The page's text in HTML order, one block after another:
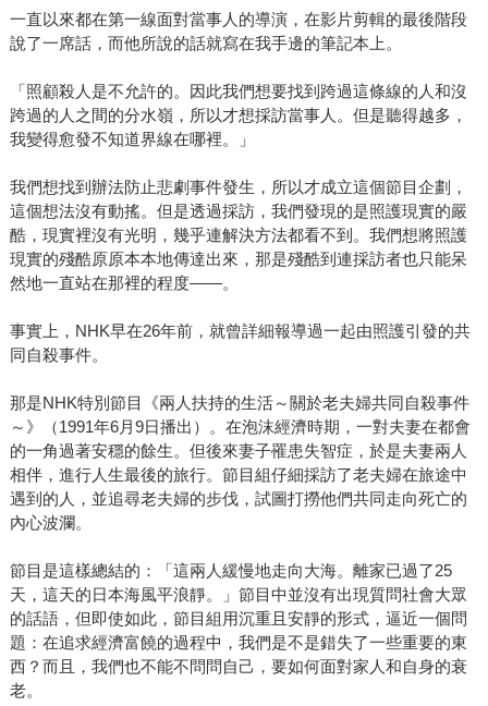
一直以來都在第一線面對當事人的導演，在影片剪輯的最後階段
說了一席話，而他所說的話就寫在我手邊的筆記本上。
「照顧殺人是不允許的。因此我們想要找到跨過這條線的人和沒
跨過的人之間的分水嶺，所以才想採訪當事人。但是聽得越多，
我變得愈發不知道界線在哪裡。」
我們想找到辦法防止悲劇事件發生，所以才成立這個節目企劃，
這個想法沒有動搖。但是透過採訪，我們發現的是照護現實的嚴
酷，現實裡沒有光明，幾乎連解決方法都看不到。我們想將照護
現實的殘酷原原本本地傳達出來，那是殘酷到連採訪者也只能呆
然地一直站在那裡的程度——。
事實上，NHK早在26年前，就曾詳細報導過一起由照護引發的共
同自殺事件。
那是NHK特別節目《兩人扶持的生活～關於老夫婦共同自殺事件
～》（1991年6月9日播出）。在泡沫經濟時期，一對夫妻在都會
的一角過著安穩的餘生。但後來妻子罹患失智症，於是夫妻兩人
相伴，進行人生最後的旅行。節目組仔細採訪了老夫婦在旅途中
遇到的人，並追尋老夫婦的步伐，試圖打撈他們共同走向死亡的
內心波瀾。
節目是這樣總結的：「這兩人緩慢地走向大海。離家已過了25
天，這天的日本海風平浪靜。」節目中並沒有出現質問社會大眾
的話語，但即使如此，節目組用沉重且安靜的形式，逼近一個問
題：在追求經濟富饒的過程中，我們是不是錯失了一些重要的東
西？而且，我們也不能不問問自己，要如何面對家人和自身的衰
老。